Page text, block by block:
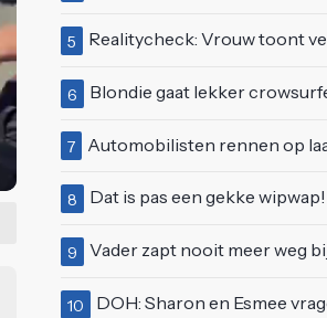
5 Realitycheck: Vrouw toont verschil
6 Blondie gaat lekker
7 Automobilisten rennen op laatste moment uit
8 Dat is pas een gekke wipwap!
9 Vader zapt nooit meer weg bij kinder-tv: zelden
10 DOH: Sharon en Esmee vragen zich af of je